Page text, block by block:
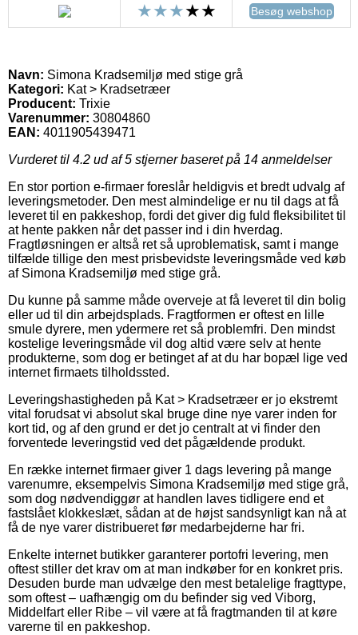
Besøg webshop
Navn: Simona Kradsemiljø med stige grå
Kategori: Kat > Kradsetræer
Producent: Trixie
Varenummer: 30804860
EAN: 4011905439471
Vurderet til 4.2 ud af 5 stjerner baseret på 14 anmeldelser
En stor portion e-firmaer foreslår heldigvis et bredt udvalg af
leveringsmetoder. Den mest almindelige er nu til dags at få
leveret til en pakkeshop, fordi det giver dig fuld fleksibilitet til
at hente pakken når det passer ind i din hverdag.
Fragtløsningen er altså ret så uproblematisk, samt i mange
tilfælde tillige den mest prisbevidste leveringsmåde ved køb
af Simona Kradsemiljø med stige grå.
Du kunne på samme måde overveje at få leveret til din bolig
eller ud til din arbejdsplads. Fragtformen er oftest en lille
smule dyrere, men ydermere ret så problemfri. Den mindst
kostelige leveringsmåde vil dog altid være selv at hente
produkterne, som dog er betinget af at du har bopæl lige ved
internet firmaets tilholdssted.
Leveringshastigheden på Kat > Kradsetræer er jo ekstremt
vital forudsat vi absolut skal bruge dine nye varer inden for
kort tid, og af den grund er det jo centralt at vi finder den
forventede leveringstid ved det pågældende produkt.
En række internet firmaer giver 1 dags levering på mange
varenumre, eksempelvis Simona Kradsemiljø med stige grå,
som dog nødvendiggør at handlen laves tidligere end et
fastslået klokkeslæt, sådan at de højst sandsynligt kan nå at
få de nye varer distribueret før medarbejderne har fri.
Enkelte internet butikker garanterer portofri levering, men
oftest stiller det krav om at man indkøber for en konkret pris.
Desuden burde man udvælge den mest betalelige fragttype,
som oftest – uafhængig om du befinder sig ved Viborg,
Middelfart eller Ribe – vil være at få fragtmanden til at køre
varerne til en pakkeshop.